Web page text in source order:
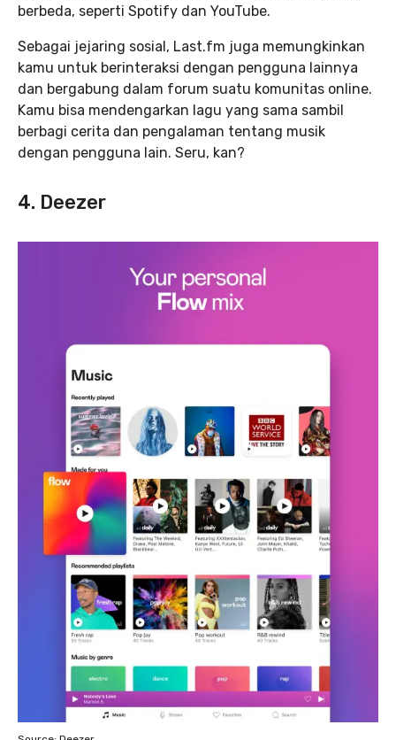
berbeda, seperti Spotify dan YouTube.
Sebagai jejaring sosial, Last.fm juga memungkinkan
kamu untuk berinteraksi dengan pengguna lainnya
dan bergabung dalam forum suatu komunitas online.
Kamu bisa mendengarkan lagu yang sama sambil
berbagi cerita dan pengalaman tentang musik
dengan pengguna lain. Seru, kan?
4. Deezer